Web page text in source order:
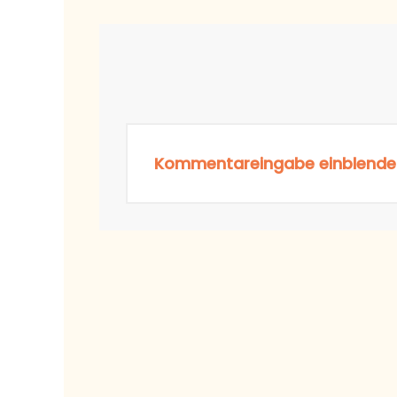
Kommentareingabe